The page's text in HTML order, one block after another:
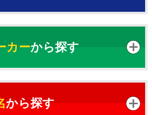
カーから探す
から探す